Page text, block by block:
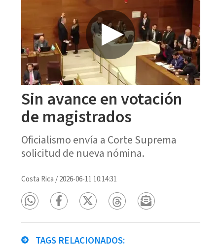
Sin avance en votación
de magistrados
Oficialismo envía a Corte Suprema
solicitud de nueva nómina.
Costa Rica /2026-06-11 10:14:31
TAGS RELACIONADOS: